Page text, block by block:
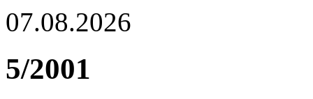
07.08.2026
5/2001